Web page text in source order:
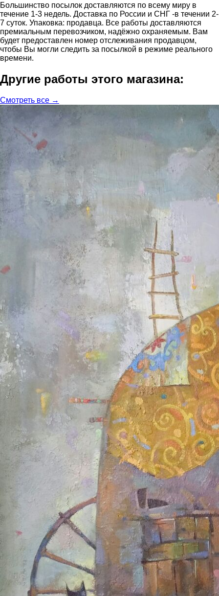
Большинство посылок доставляются по всему миру в
течение 1-3 недель. Доставка по России и СНГ -в течении 2-
7 суток. Упаковка: продавца. Все работы доставляются
премиальным перевозчиком, надёжно охраняемым. Вам
будет предоставлен номер отслеживания продавцом,
чтобы Вы могли следить за посылкой в режиме реального
времени.
Другие работы этого магазина:
Смотреть все →